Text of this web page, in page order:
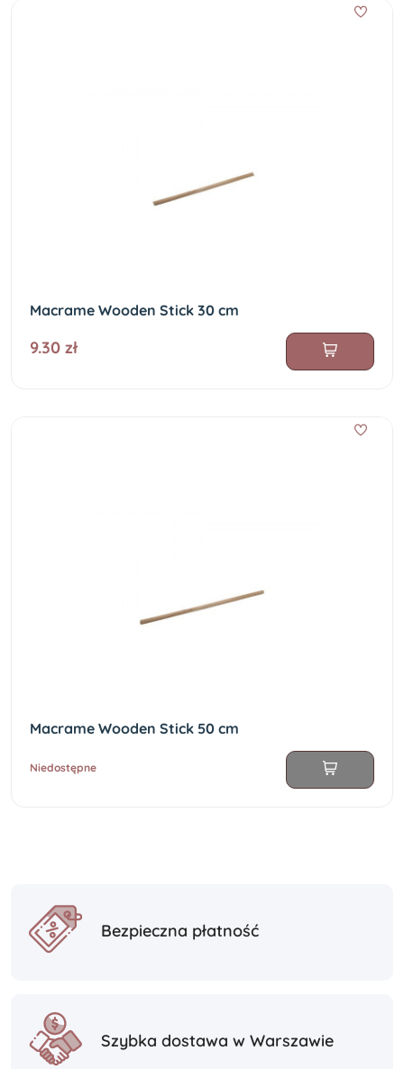
Macrame Wooden Stick 30 cm
9.30 zł
Macrame Wooden Stick 50 cm
Niedostępne
Bezpieczna płatność
Szybka dostawa w Warszawie